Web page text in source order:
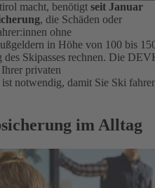
macht, benötigt seit Januar
, die Schäden oder
ohne
in Höhe von 100 bis
Skipasses rechnen. Die
privaten
notwendig, damit Sie Ski
im Alltag